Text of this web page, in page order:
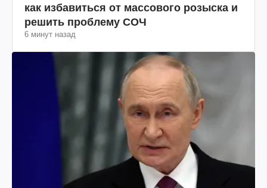
как избавиться от массового розыска и
решить проблему СОЧ
6 минут назад